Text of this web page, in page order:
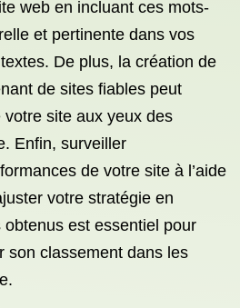
web en incluant ces mots-
et pertinente dans vos
De plus, la création de
de sites fiables peut
votre site aux yeux des
Enfin, surveiller
de votre site à l’aide
votre stratégie en
est essentiel pour
son classement dans les